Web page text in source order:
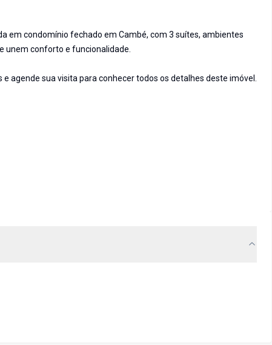
em condomínio fechado em Cambé, com 3 suítes, ambientes
unem conforto e funcionalidade.
agende sua visita para conhecer todos os detalhes deste imóvel.